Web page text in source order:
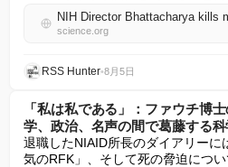
science.org
RSS Hunter•8月5日
「私は私である」：ファウチ博
学、政治、名声の間で葛藤する
退職したNIAID所長のダイアリーに
気のRFK」、そして死の脅迫につ